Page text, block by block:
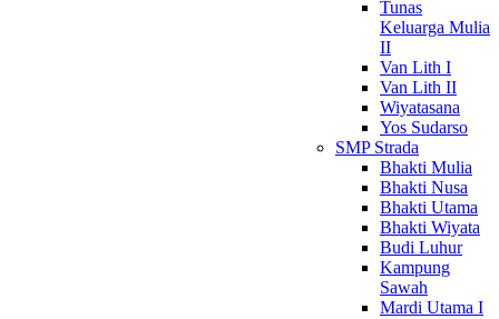
Tunas
Keluarga Mulia
II
Van Lith I
Van Lith II
Wiyatasana
Yos Sudarso
SMP Strada
Bhakti Mulia
Bhakti Nusa
Bhakti Utama
Bhakti Wiyata
Budi Luhur
Kampung
Sawah
Mardi Utama I